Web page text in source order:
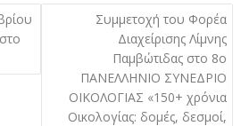
Συμμετοχή του Φορέα
Διαχείρισης Λίμνης
Παμβώτιδας στο 8o
ΠΑΝΕΛΛΗΝΙΟ ΣΥΝΕΔΡΙΟ
OIKOΛOΓΙΑΣ «150+ χρόνια
Οικολογίας: δομές, δεσμοί,